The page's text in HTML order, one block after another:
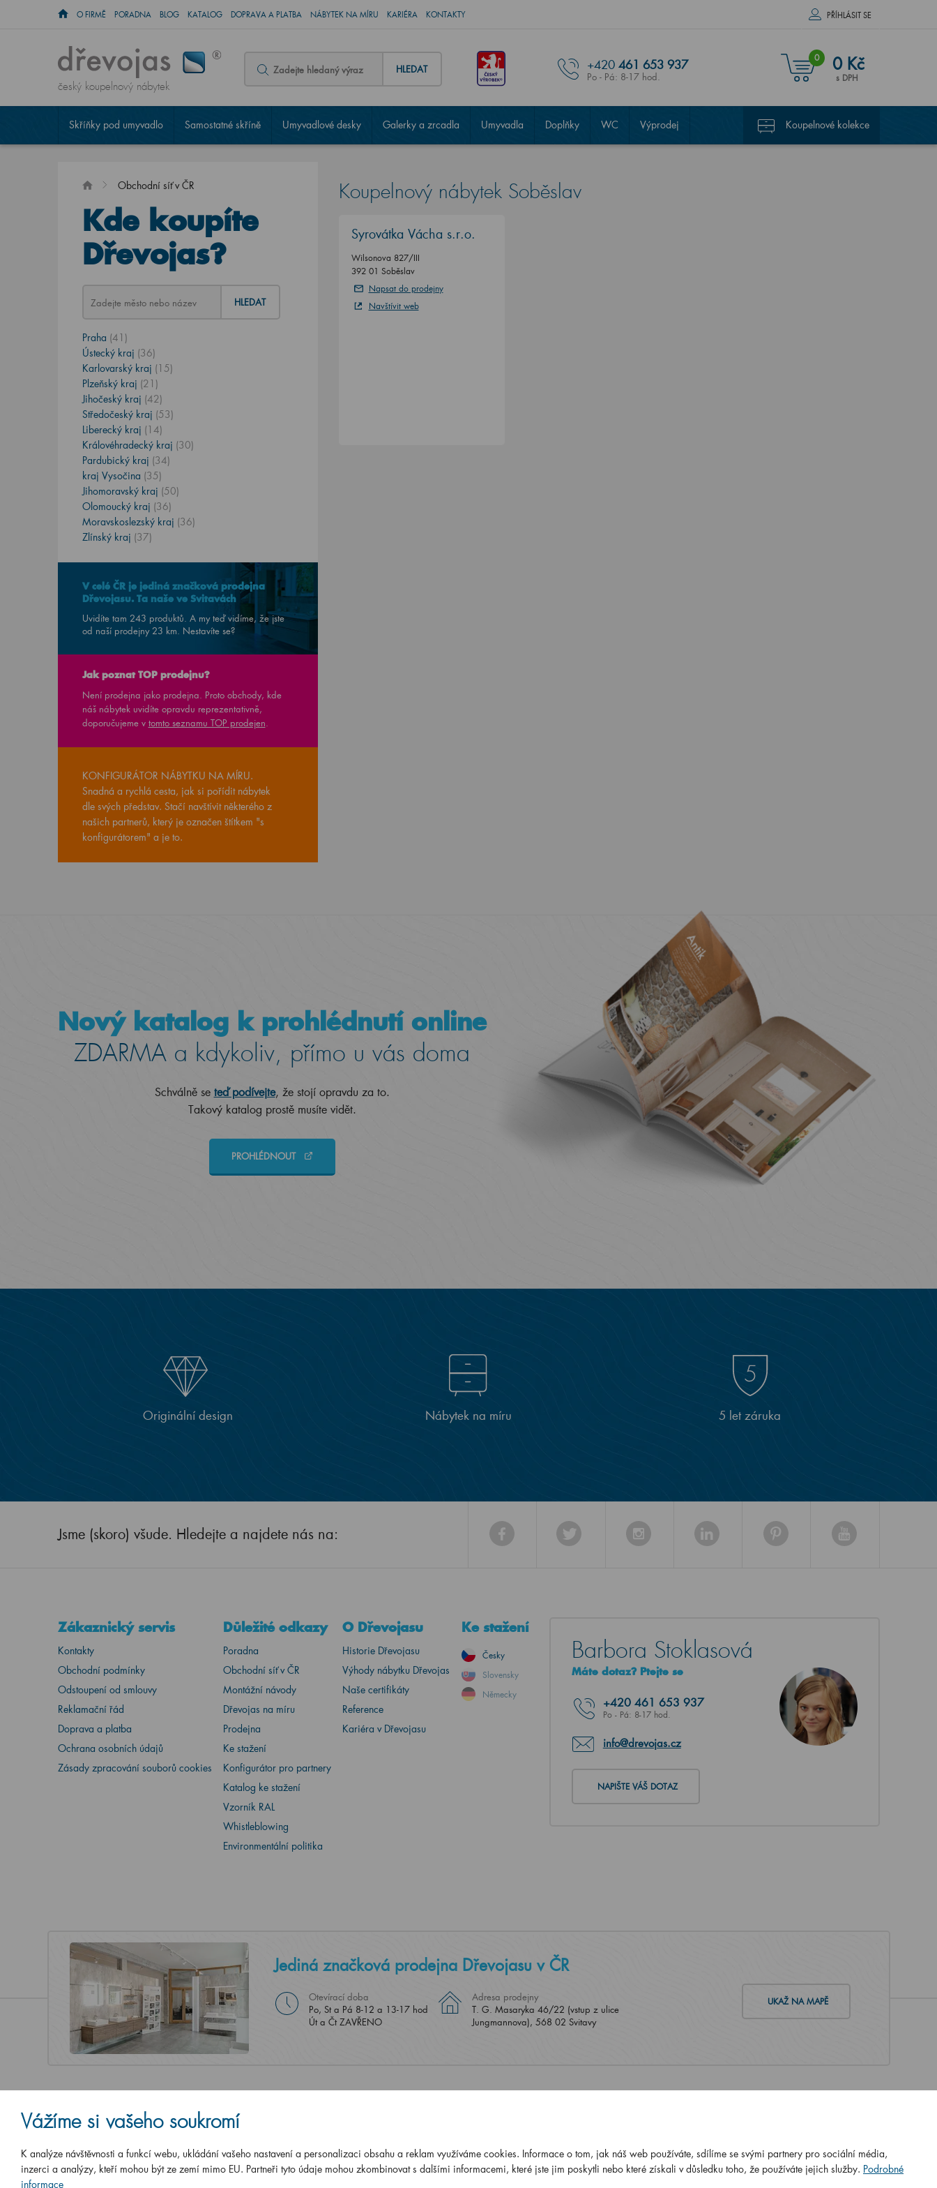
O FIRMĚ PORADNA BLOG KATALOG DOPRAVA A PLATBA NÁBYTEK NA MÍRU KARIÉRA KONTAKTY PŘÍHLÁSIT SE
český koupelnový nábytek
HLEDAT +420 461 653 937
Po - Pá: 8-17 hod.
0 0 Kč
s DPH
Skříňky pod umyvadlo Samostatné skříně Umyvadlové desky Galerky a zrcadla Umyvadla Doplňky WC Výprodej Koupelnové kolekce
Obchodní síť v ČR
Kde koupíte
Dřevojas?
HLEDAT
Praha (41)
Ústecký kraj (36)
Karlovarský kraj (15)
Plzeňský kraj (21)
Jihočeský kraj (42)
Středočeský kraj (53)
Liberecký kraj (14)
Královéhradecký kraj (30)
Pardubický kraj (34)
kraj Vysočina (35)
Jihomoravský kraj (50)
Olomoucký kraj (36)
Moravskoslezský kraj (36)
Zlínský kraj (37)
V celé ČR je jediná značková prodejna
Dřevojasu. Ta naše ve Svitavách
Uvidíte tam 243 produktů. A my teď vidíme, že jste
od naší prodejny 23 km. Nestavíte se?
Jak poznat TOP prodejnu?
Není prodejna jako prodejna. Proto obchody, kde
náš nábytek uvidíte opravdu reprezentativně,
doporučujeme v tomto seznamu TOP prodejen
KONFIGURÁTOR NÁBYTKU NA MÍRU.
Snadná a rychlá cesta, jak si pořídit nábytek
dle svých představ. Stačí navštívit některého z
našich partnerů, který je označen štítkem "s
konfigurátorem" a je to.
Koupelnový nábytek Soběslav
Syrovátka Vácha s.r.o.
Wilsonova 827/III
392 01 Soběslav
Napsat do prodejny
Navštívit web
Nový katalog k prohlédnutí online
ZDARMA a kdykoliv, přímo u vás doma
Schválně se teď podívejte, že stojí opravdu za to.
Takový katalog prostě musíte vidět.
PROHLÉDNOUT
Originální design Nábytek na míru 5 let záruka
Jsme (skoro) všude. Hledejte a najdete nás na:
Zákaznický servis
Kontakty
Obchodní podmínky
Odstoupení od smlouvy
Reklamační řád
Doprava a platba
Ochrana osobních údajů
Zásady zpracování souborů cookies
Důležité odkazy
Poradna
Obchodní síť v ČR
Montážní návody
Dřevojas na míru
Prodejna
Ke stažení
Konfigurátor pro partnery
Katalog ke stažení
Vzorník RAL
Whistleblowing
Environmentální politika
O Dřevojasu
Historie Dřevojasu
Výhody nábytku Dřevojas
Naše certifikáty
Reference
Kariéra v Dřevojasu
Ke stažení
Česky
Slovensky
Německy
Barbora Stoklasová
Máte dotaz? Ptejte se
+420 461 653 937
Po - Pá: 8-17 hod.
info@drevojas.cz
NAPIŠTE VÁŠ DOTAZ
Jediná značková prodejna Dřevojasu v ČR
Otevírací doba
Po, St a Pá 8-12 a 13-17 hod
Út a Čt ZAVŘENO
Adresa prodejny
T. G. Masaryka 46/22 (vstup z ulice
Jungmannova), 568 02 Svitavy
UKAŽ NA MAPĚ
ČSN EN ISO
ČSN EN ISO
Vážíme si vašeho soukromí
K analýze návštěvnosti a funkcí webu, ukládání vašeho nastavení a personalizaci obsahu a reklam využíváme cookies. Informace o tom, jak náš web používáte, sdílíme se svými partnery pro sociální média,
inzerci a analýzy, kteří mohou být ze zemí mimo EU. Partneři tyto údaje mohou zkombinovat s dalšími informacemi, které jste jim poskytli nebo které získali v důsledku toho, že používáte jejich služby. Podrobné
informace